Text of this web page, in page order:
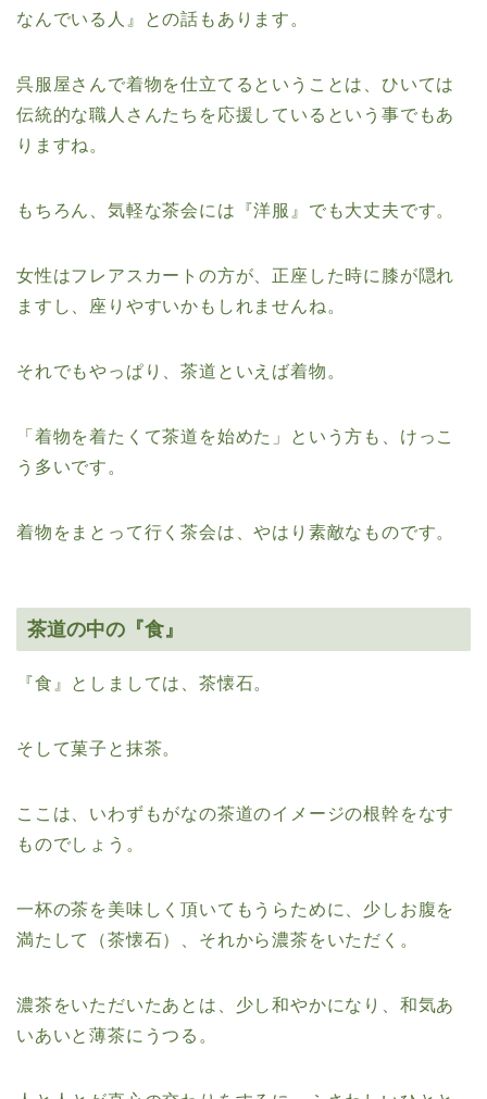
なんでいる人』との話もあります。
呉服屋さんで着物を仕立てるということは、ひいては
伝統的な職人さんたちを応援しているという事でもあ
りますね。
もちろん、気軽な茶会には『洋服』でも大丈夫です。
女性はフレアスカートの方が、正座した時に膝が隠れ
ますし、座りやすいかもしれませんね。
それでもやっぱり、茶道といえば着物。
「着物を着たくて茶道を始めた」という方も、けっこ
う多いです。
着物をまとって行く茶会は、やはり素敵なものです。
茶道の中の『食』
『食』としましては、茶懐石。
そして菓子と抹茶。
ここは、いわずもがなの茶道のイメージの根幹をなす
ものでしょう。
一杯の茶を美味しく頂いてもうらために、少しお腹を
満たして（茶懐石）、それから濃茶をいただく。
濃茶をいただいたあとは、少し和やかになり、和気あ
いあいと薄茶にうつる。